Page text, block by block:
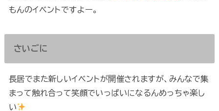
もんのイベントですよー。
さいごに
長居でまた新しいイベントが開催されますが、みんなで集
まって触れ合って笑顔でいっぱいになるんめっちゃ楽し
い